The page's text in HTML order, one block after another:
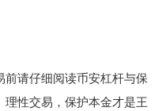
请仔细阅读币安杠杆与保
性交易，保护本金才是王